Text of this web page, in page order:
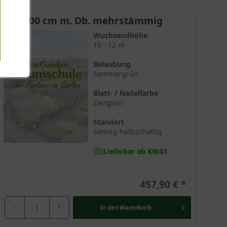
eine anmutige Wirkung.
und bringt Farbmomente in den Garten.
die selbst an einem tristen grauen Regentag
dezent, obgleich sie den Gärtner mit einem
250-300 cm m. Db. mehrstämmig
Wuchsendhöhe
10 - 12 m
Belaubung
Sommergrün
Blatt- / Nadelfarbe
Zartgrün
Standort
Sonnig-halbschattig
Lieferbar ab KW43
457,90 €
- + In den Warenkorb